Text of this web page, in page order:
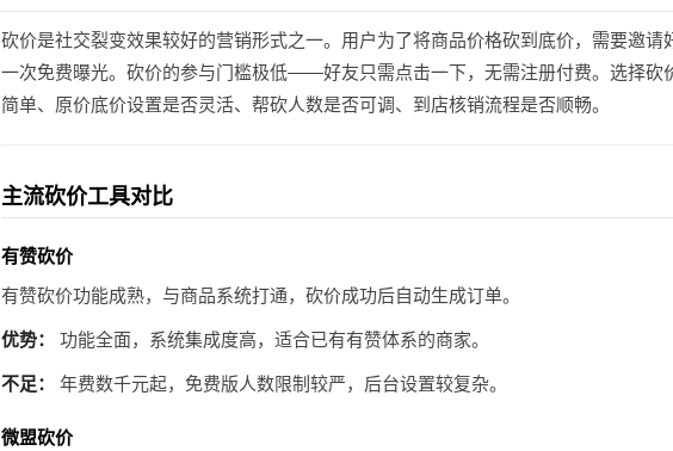
砍价是社交裂变效果较好的营销形式之一。用户为了将商品价格砍到底价，需要邀
一次免费曝光。砍价的参与门槛极低——好友只需点击一下，无需注册付费。选择砍
简单、原价底价设置是否灵活、帮砍人数是否可调、到店核销流程是否顺畅。
主流砍价工具对比
有赞砍价
有赞砍价功能成熟，与商品系统打通，砍价成功后自动生成订单。
优势： 功能全面，系统集成度高，适合已有有赞体系的商家。
不足： 年费数千元起，免费版人数限制较严，后台设置较复杂。
微盟砍价